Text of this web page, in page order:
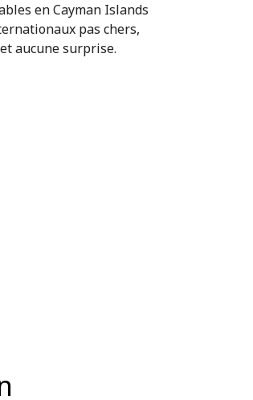
en Cayman Islands
pas chers,
aucune surprise.